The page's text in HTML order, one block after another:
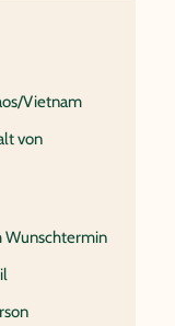
Vietnam
von
Wunschtermin